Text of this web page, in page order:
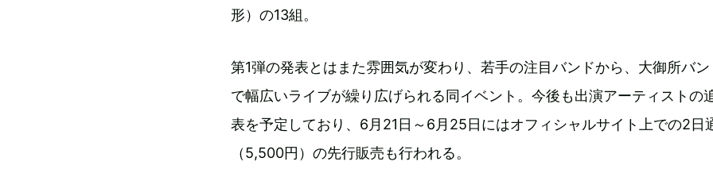
形）の13組。
第1弾の発表とはまた雰囲気が変わり、若手の注目バンドから、大御所バン
で幅広いライブが繰り広げられる同イベント。今後も出演アーティストの
表を予定しており、6月21日～6月25日にはオフィシャルサイト上での2日
（5,500円）の先行販売も行われる。